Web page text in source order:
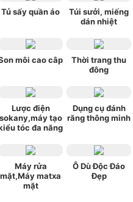
Tủ sấy quần áo
Túi sưởi, miếng
dán nhiệt
môi cao câp
Thời trang thu
đông
Lược điện
sokany,máy tạo
tóc đa năng
Dụng cụ đánh
răng thông minh
Máy rửa
mặt,Máy matxa
mặt
Ô Dù Độc Đáo
Đẹp